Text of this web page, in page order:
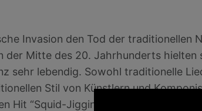
Invasion den Tod der traditionellen
der Mitte des 20. Jahrhunderts hielten
sehr lebendig. Sowohl traditionelle
Stil von Künstlern und
Hit “Squid-Jiggin’ Ground” von 1943